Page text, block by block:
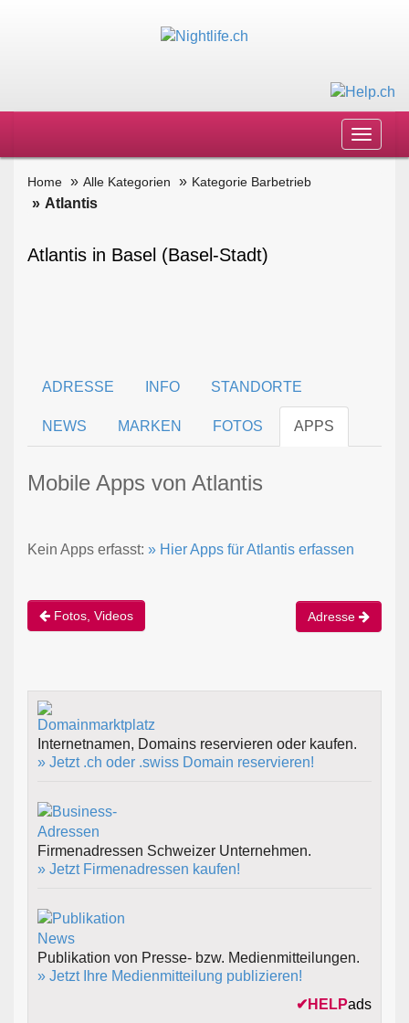
Toggle
Home Alle Kategorien Kategorie Barbetrieb
Atlantis
Atlantis in Basel (Basel-Stadt)
ADRESSE INFO STANDORTE
NEWS MARKEN FOTOS APPS
Mobile Apps von Atlantis
Kein Apps erfasst: » Hier Apps für Atlantis erfassen
Fotos, Videos Adresse
Internetnamen, Domains reservieren oder kaufen.
» Jetzt .ch oder .swiss Domain reservieren!
Firmenadressen Schweizer Unternehmen.
» Jetzt Firmenadressen kaufen!
Publikation von Presse- bzw. Medienmitteilungen.
» Jetzt Ihre Medienmitteilung publizieren!
✔ HELPads